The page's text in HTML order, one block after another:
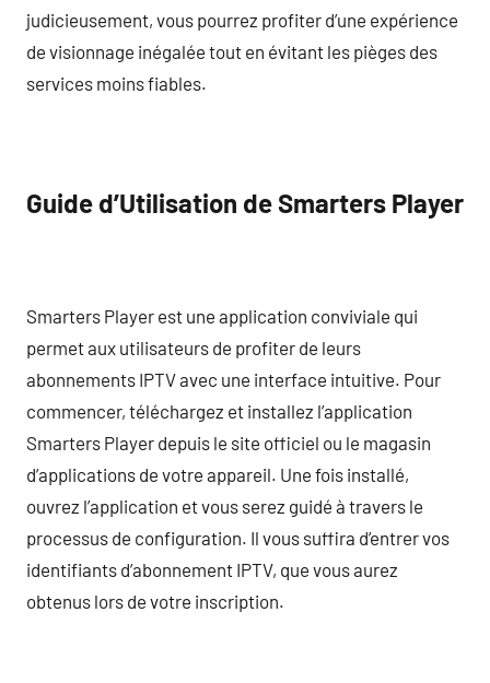
judicieusement, vous pourrez profiter d’une expérience
de visionnage inégalée tout en évitant les pièges des
services moins fiables.
Guide d’Utilisation de Smarters Player
Smarters Player est une application conviviale qui
permet aux utilisateurs de profiter de leurs
abonnements IPTV avec une interface intuitive. Pour
commencer, téléchargez et installez l’application
Smarters Player depuis le site officiel ou le magasin
d’applications de votre appareil. Une fois installé,
ouvrez l’application et vous serez guidé à travers le
processus de configuration. Il vous suffira d’entrer vos
identifiants d’abonnement IPTV, que vous aurez
obtenus lors de votre inscription.